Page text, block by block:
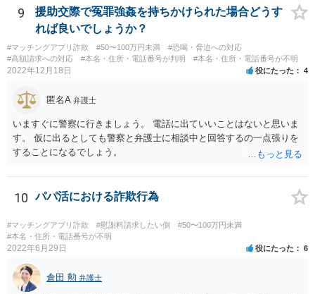
9
援助交際で冤罪強姦を持ちかけられた場合どうす
れば良いでしょうか？
#マッチングアプリ詐欺 #50〜100万円未満
#恐喝・脅迫への対応
#高額請求への対応
#本名・住所・電話番号が判明 #本名・住所・電話番号が不明
2022年12月18日 役にたった 4
匿名A 弁護士
いますぐに警察に行きましょう。 電話に出ていいことはないと思いま
す。 仮に出るとしても警察と弁護士に相談中と回答するの一点張りを
することになるでしょう。
10 パパ活における詐欺行為
#マッチングアプリ詐欺 #慰謝料請求したい側
#50〜100万円未満
#本名・住所・電話番号が不明
2022年6月29日 役にたった 6
倉田 勲 弁護士